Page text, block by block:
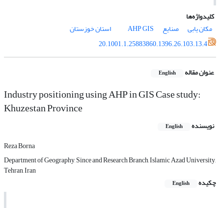
کلیدواژه‌ها
مکان یابی
صنایع AHPGIS
استان خوزستان
20.1001.1.25883860.1396.26.103.13.4
عنوان مقاله English
Industry positioning using AHP in GIS Case study:
Khuzestan Province
نویسنده English
Reza Borna
Department of Geography, Since and Research Branch, Islamic Azad University,
Tehran, Iran
چکیده
English